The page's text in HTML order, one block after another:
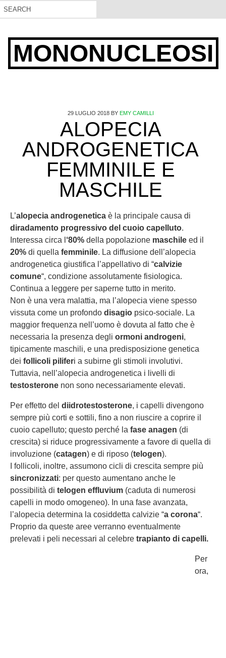
MONONUCLEOSI
29 LUGLIO 2018BY EMY CAMILLI
ALOPECIA
ANDROGENETICA
FEMMINILE E
MASCHILE
L’alopecia androgenetica è la principale causa di
diradamento progressivo del cuoio capelluto.
Interessa circa l ‘80% della popolazione maschile ed il
20% di quella femminile. La diffusione dell’alopecia
androgenetica giustifica l’appellativo di “calvizie
comune“, condizione assolutamente fisiologica.
Continua a leggere per saperne tutto in merito.
Non è una vera malattia, ma l’alopecia viene spesso
vissuta come un profondo disagio psico-sociale. La
maggior frequenza nell’uomo è dovuta al fatto che è
necessaria la presenza degli ormoni androgeni,
tipicamente maschili, e una predisposizione genetica
dei follicoli piliferi a subirne gli stimoli involutivi.
Tuttavia, nell’alopecia androgenetica i livelli di
testosterone non sono necessariamente elevati.
Per effetto del diidrotestosterone, i capelli divengono
sempre più corti e sottili, fino a non riuscire a coprire il
cuoio capelluto; questo perché la fase anagen (di
crescita) si riduce progressivamente a favore di quella di
involuzione (catagen) e di riposo (telogen).
I follicoli, inoltre, assumono cicli di crescita sempre più
sincronizzati: per questo aumentano anche le
possibilità di telogen effluvium (caduta di numerosi
capelli in modo omogeneo). In una fase avanzata,
l’alopecia determina la cosiddetta calvizie “a corona“.
Proprio da queste aree verranno eventualmente
prelevati i peli necessari al celebre trapianto di capelli.
Per
ora,